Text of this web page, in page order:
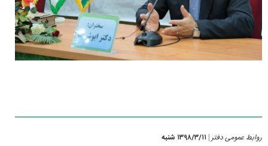
روابط عمومی دفتر ۱۳۹۸/۳/۱۱ شنبه